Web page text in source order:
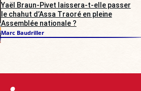
Yaël Braun-Pivet laissera-t-elle passer
le chahut d’Assa Traoré en pleine
Assemblée nationale ?
Marc Baudriller